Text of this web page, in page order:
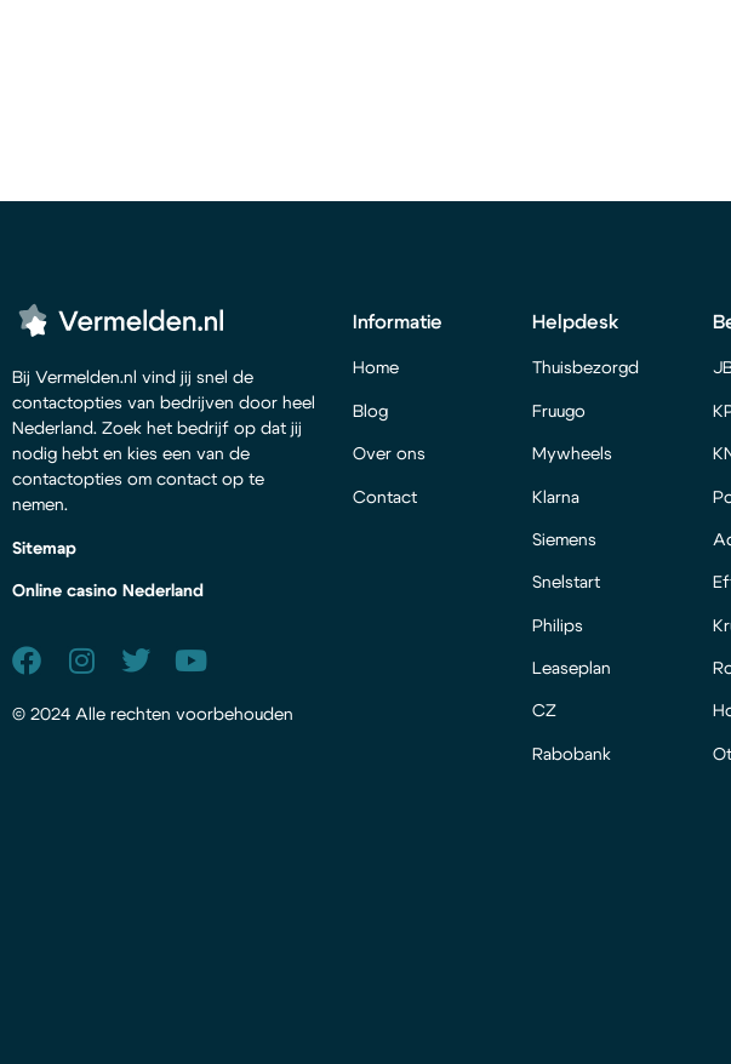
Bij Vermelden.nl vind jij snel de
contactopties van bedrijven door heel
Nederland. Zoek het bedrijf op dat jij
nodig hebt en kies een van de
contactopties om contact op te
nemen.
Sitemap
Online casino Nederland
© 2024 Alle rechten voorbehouden
Informatie
Home
Blog
Over ons
Contact
Helpdesk
Thuisbezorgd
Fruugo
Mywheels
Klarna
Siemens
Snelstart
Philips
Leaseplan
CZ
Rabobank